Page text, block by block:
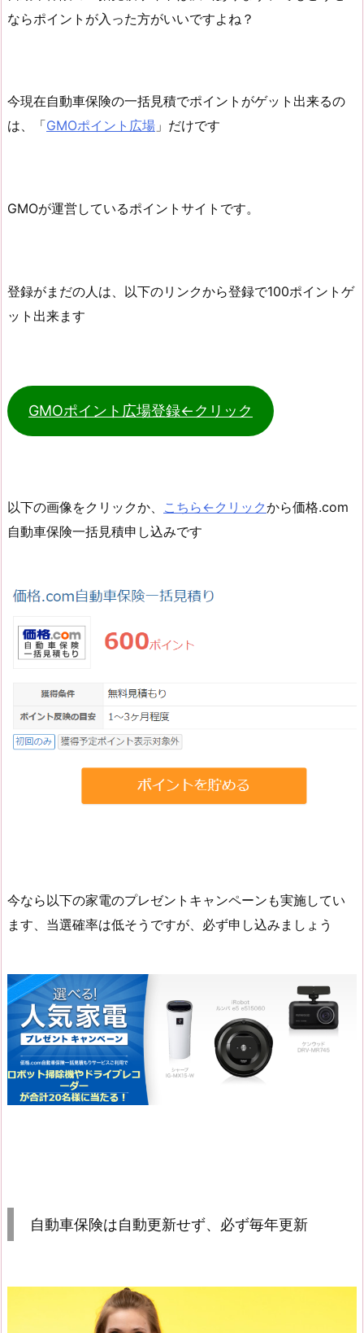
ならポイントが入った方がいいですよね？
今現在自動車保険の一括見積でポイントがゲット出来るの
は、「GMOポイント広場 」だけです
GMOが運営しているポイントサイトです。
登録がまだの人は、以下のリンクから登録で100ポイントゲ
ット出来ます
GMOポイント広場登録←クリック
以下の画像をクリックか、 こちら←クリックから価格.com
自動車保険一括見積申し込みです
今なら以下の家電のプレゼントキャンペーンも実施してい
ます、当選確率は低そうですが、必ず申し込みましょう
自動車保険は自動更新せず、必ず毎年更新